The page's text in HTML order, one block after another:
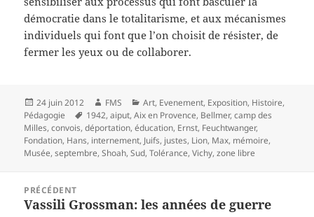
démocratie dans le totalitarisme, et aux mécanismes
individuels qui font que l’on choisit de résister, de
fermer les yeux ou de collaborer.
Publié
le
24 juin 2012 Auteur
FMS Catégories
Art, Evenement, Exposition, Histoire,
Pédagogie
Mots-
clés
1942,aiput,Aix en Provence, Bellmer,camp des
Milles,convois,déportation,éducation, Ernst, Feuchtwanger,
Fondation, Hans, internement, Juifs, justes, Lion, Max, mémoire,
Musée,septembre,Shoah,Sud,Tolérance,Vichy,zone libre
l’article
PRÉCÉDENT
Article
Vassili Grossman: les années de guerre